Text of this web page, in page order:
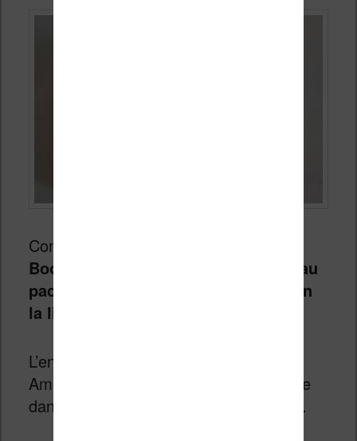
Comme pour sa grande sœur,
Bookeen Diva est fourni dans un beau
packaging en carton qui protège bien
la liseuse
L’ensemble fait plus luxueux que chez
Amazon qui emballe toujours ses Kindle
dans des emballages très minimalistes.